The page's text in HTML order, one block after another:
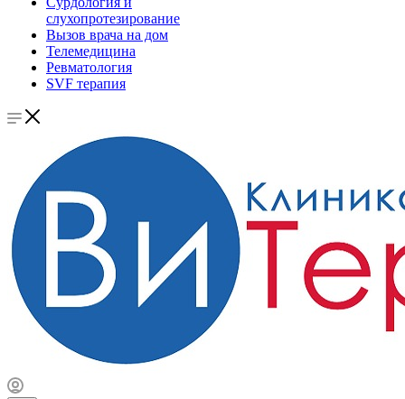
слухопротезирование
Вызов врача на дом
Телемедицина
Ревматология
SVF терапия